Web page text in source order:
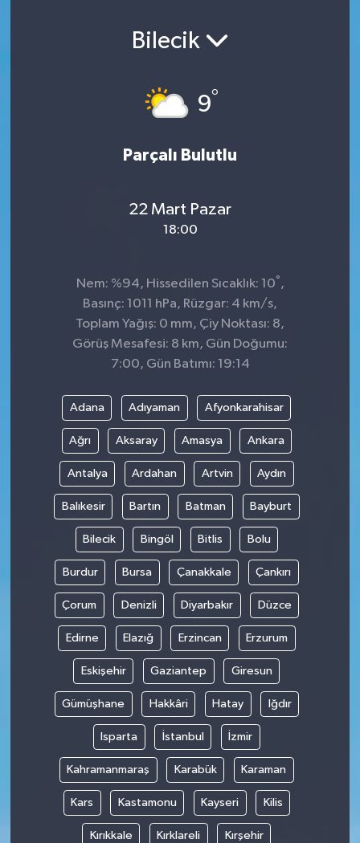
Bilecik
9°
Parçalı Bulutlu
22 Mart Pazar
18:00
Nem: %94, Hissedilen Sıcaklık: 10° ,
Basınç: 1011 hPa, Rüzgar: 4 km/s,
Toplam Yağış: 0 mm, Çiy Noktası: 8,
Görüş Mesafesi: 8 km, Gün Doğumu:
7:00, Gün Batımı: 19:14
Adana Adıyaman Afyonkarahisar
Ağrı Aksaray Amasya Ankara
Antalya Ardahan Artvin Aydın
Balıkesir Bartın Batman Bayburt
Bilecik Bingöl Bitlis Bolu
Burdur Bursa Çanakkale Çankırı
Çorum Denizli Diyarbakır Düzce
Edirne Elazığ Erzincan Erzurum
Eskişehir Gaziantep Giresun
Gümüşhane Hakkâri Hatay Iğdır
Isparta İstanbul İzmir
Kahramanmaraş Karabük Karaman
Kars Kastamonu Kayseri Kilis
Kırıkkale Kırklareli Kırşehir